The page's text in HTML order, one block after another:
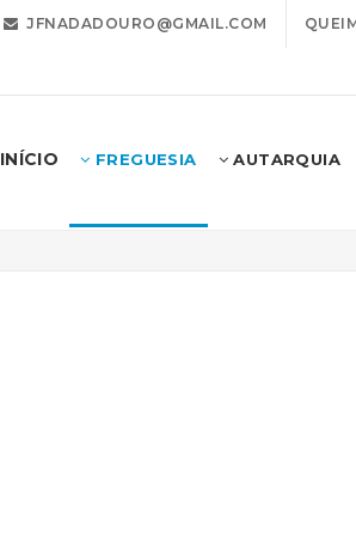
JFNADADOURO@GMAIL.COM
INÍCIO FREGUESIA AUTARQUIA